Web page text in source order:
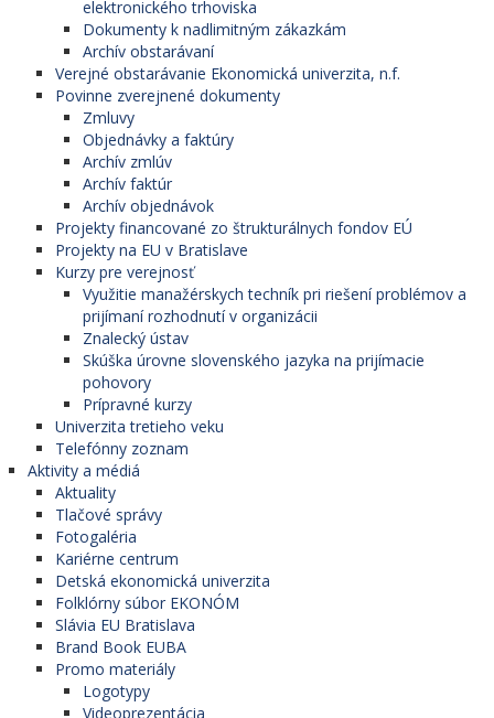
elektronického trhoviska
Dokumenty k nadlimitným zákazkám
Archív obstarávaní
Verejné obstarávanie Ekonomická univerzita, n.f.
Povinne zverejnené dokumenty
Zmluvy
Objednávky a faktúry
Archív zmlúv
Archív faktúr
Archív objednávok
Projekty financované zo štrukturálnych fondov EÚ
Projekty na EU v Bratislave
Kurzy pre verejnosť
Využitie manažérskych techník pri riešení problémov a
prijímaní rozhodnutí v organizácii
Znalecký ústav
Skúška úrovne slovenského jazyka na prijímacie
pohovory
Prípravné kurzy
Univerzita tretieho veku
Telefónny zoznam
Aktivity a médiá
Aktuality
Tlačové správy
Fotogaléria
Kariérne centrum
Detská ekonomická univerzita
Folklórny súbor EKONÓM
Slávia EU Bratislava
Brand Book EUBA
Promo materiály
Logotypy
Videoprezentácia